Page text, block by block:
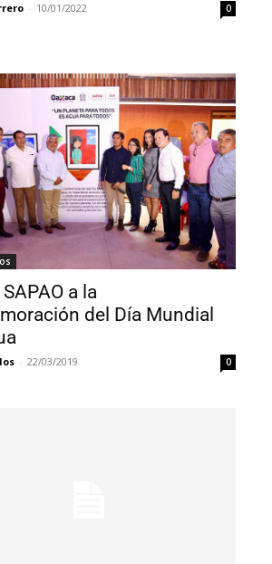
- 10/01/2022 0
a la
del Día Mundial
- 22/03/2019 0